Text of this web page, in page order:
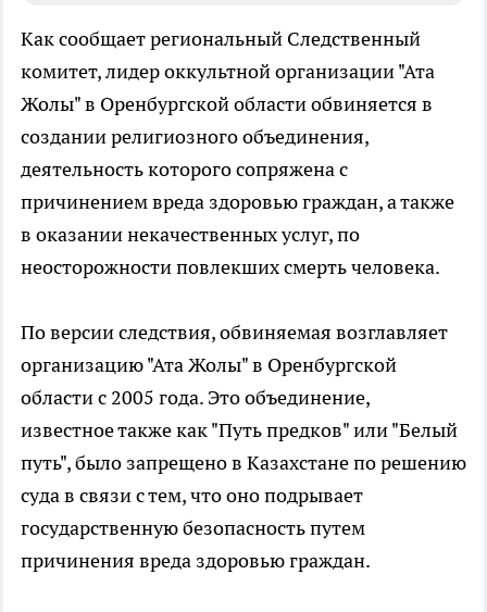
Как сообщает региональный Следственный
комитет, лидер оккультной организации "Ата
Жолы" в Оренбургской области обвиняется в
создании религиозного объединения,
деятельность которого сопряжена с
причинением вреда здоровью граждан, а также
в оказании некачественных услуг, по
неосторожности повлекших смерть человека.
По версии следствия, обвиняемая возглавляет
организацию "Ата Жолы" в Оренбургской
области с 2005 года. Это объединение,
известное также как "Путь предков" или "Белый
путь", было запрещено в Казахстане по решению
суда в связи с тем, что оно подрывает
государственную безопасность путем
причинения вреда здоровью граждан.